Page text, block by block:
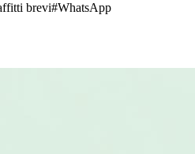
brevi#WhatsApp